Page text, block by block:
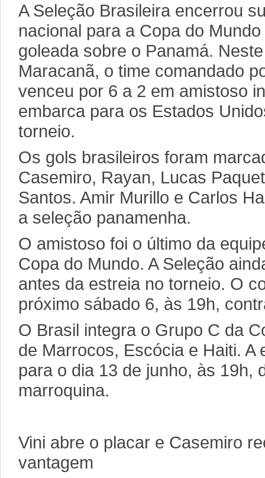
A Seleção Brasileira encerrou
nacional para a Copa do
goleada sobre o Panamá.
Maracanã, o time comandado
venceu por 6 a 2 em amistoso
embarca para os Estados
torneio.
Os gols brasileiros foram
Casemiro, Rayan, Lucas
Santos. Amir Murillo e Carlos
a seleção panamenha.
O amistoso foi o último da
Copa do Mundo. A Seleção
antes da estreia no torneio. O
próximo sábado 6, às 19h,
O Brasil integra o Grupo C da
de Marrocos, Escócia e Haiti. A
para o dia 13 de junho, às 19h,
marroquina.
Vini abre o placar e Casemiro
vantagem